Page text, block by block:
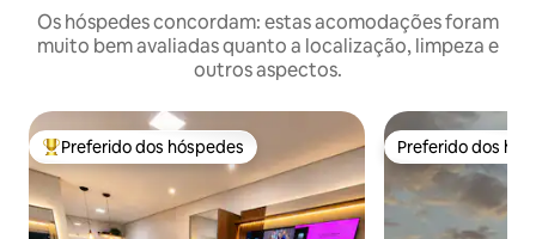
Os hóspedes concordam: estas acomodações foram
muito bem avaliadas quanto a localização, limpeza e
outros aspectos.
Entre os melhores preferidos dos hóspedes
Preferido dos hóspedes Preferido dos
Preferido dos